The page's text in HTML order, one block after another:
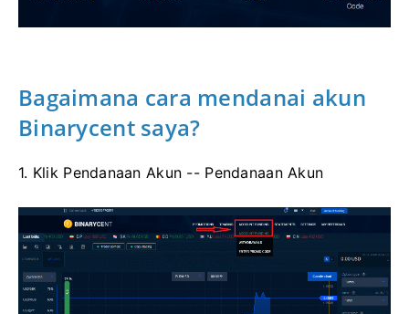
Bagaimana cara mendanai akun
Binarycent saya?
1. Klik Pendanaan Akun -- Pendanaan Akun